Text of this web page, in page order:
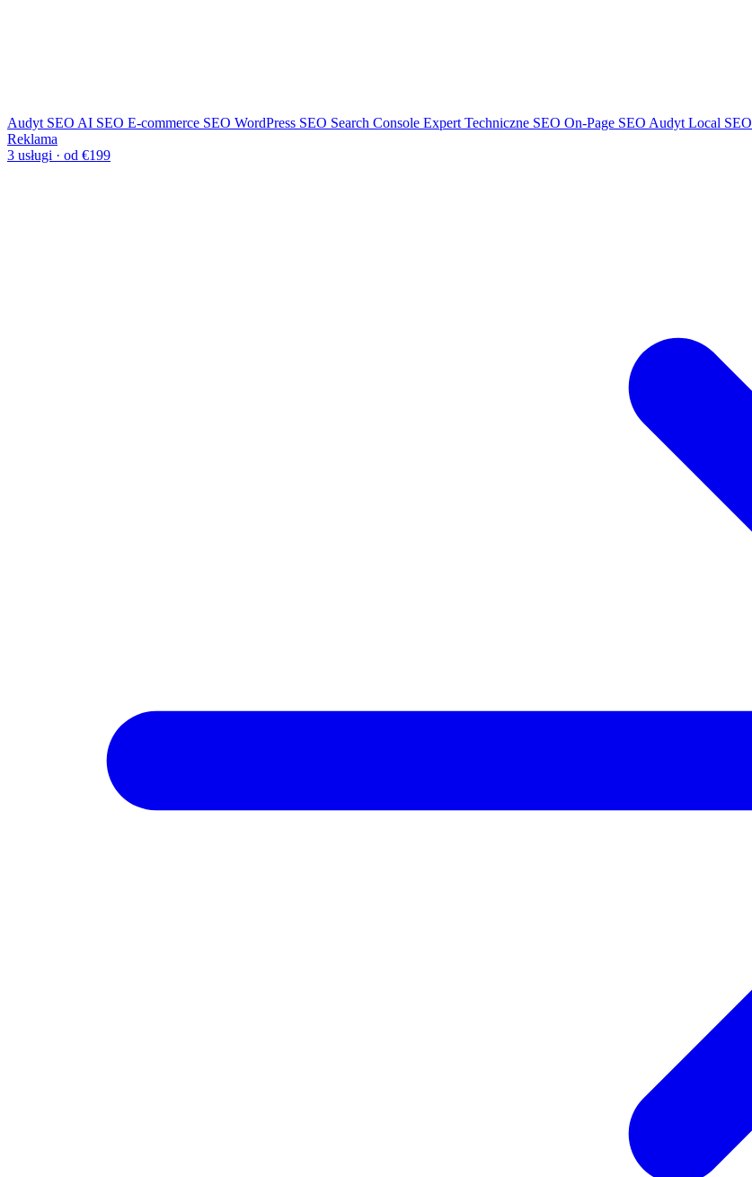
Audyt SEO AI SEO E-commerce SEO WordPress SEO Search Console Expert Techniczne SEO On-Page SEO Audyt Local SEO
Reklama
3 usługi · od €199